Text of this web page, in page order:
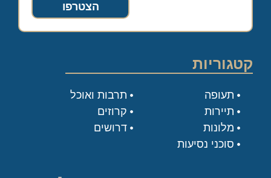
הצטרפו
קטגוריות
תעופה
תיירות
מלונות
סוכני נסיעות
תרבות ואוכל
קרוזים
דרושים